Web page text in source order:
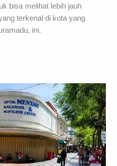
bisa melihat lebih jauh
terkenal di kota yang
ini.